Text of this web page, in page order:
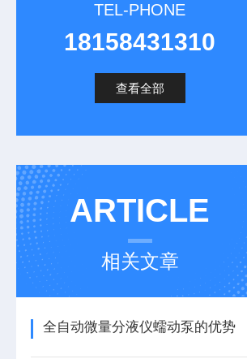
TEL-PHONE
18158431310
查看全部
ARTICLE
相关文章
全自动微量分液仪蠕动泵的优势